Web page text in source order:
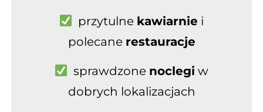
przytulne kawiarnie i
polecane restauracje
sprawdzone noclegi w
dobrych lokalizacjach